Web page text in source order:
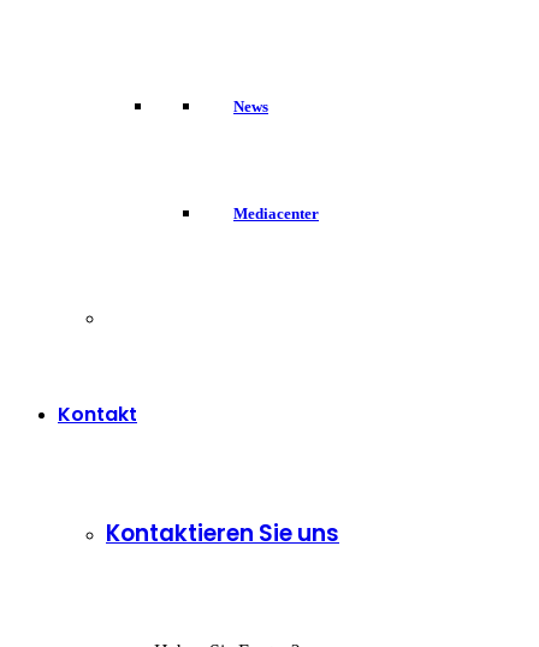
News
Mediacenter
Kontakt
Kontaktieren Sie uns